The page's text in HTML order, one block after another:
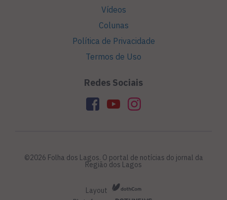
Vídeos
Colunas
Política de Privacidade
Termos de Uso
Redes Sociais
©2026 Folha dos Lagos. O portal de notícias do jornal da
Região dos Lagos
Layout